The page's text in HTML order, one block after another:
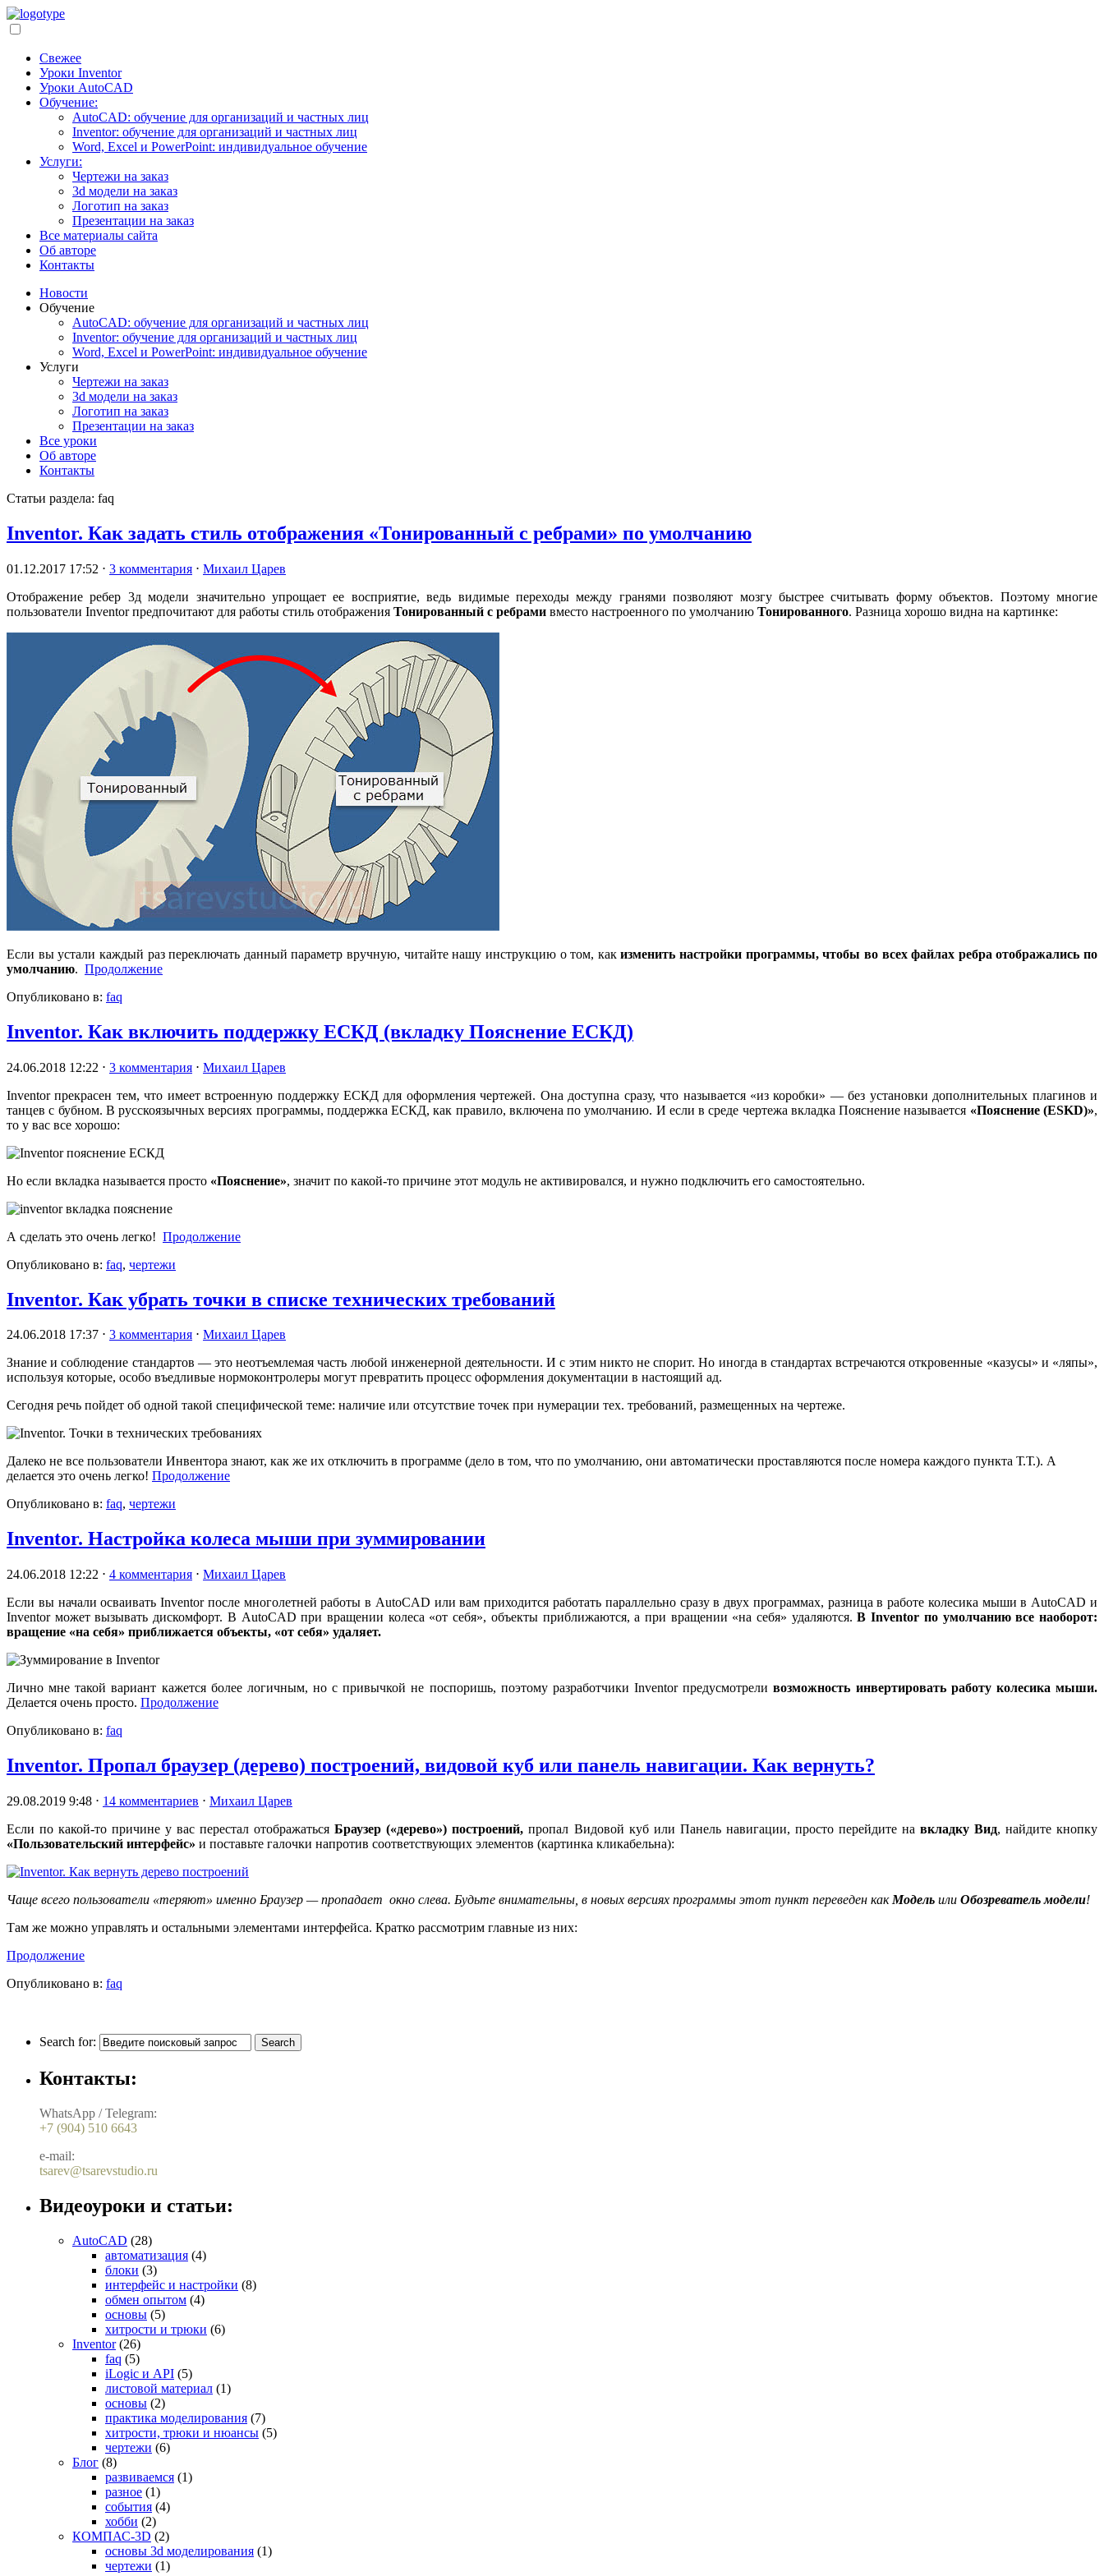
Свежее
Уроки Inventor
Уроки AutoCAD
Обучение:
AutoCAD: обучение для организаций и частных лиц
Inventor: обучение для организаций и частных лиц
Word, Excel и PowerPoint: индивидуальное обучение
Услуги:
Чертежи на заказ
3d модели на заказ
Логотип на заказ
Презентации на заказ
Все материалы сайта
Об авторе
Контакты
Новости
Обучение
AutoCAD: обучение для организаций и частных лиц
Inventor: обучение для организаций и частных лиц
Word, Excel и PowerPoint: индивидуальное обучение
Услуги
Чертежи на заказ
3d модели на заказ
Логотип на заказ
Презентации на заказ
Все уроки
Об авторе
Контакты
Статьи раздела: faq
Inventor. Как задать стиль отображения «Тонированный с ребрами» по умолчанию
01.12.2017 17:52 ⋅ 3 комментария ⋅ Михаил Царев
Отображение ребер 3д модели значительно упрощает ее восприятие, ведь видимые переходы между гранями позволяют мозгу быстрее считывать форму объектов. Поэтому многие
пользователи Inventor предпочитают для работы стиль отображения Тонированный с ребрами вместо настроенного по умолчанию Тонированного. Разница хорошо видна на картинке:
Если вы устали каждый раз переключать данный параметр вручную, читайте нашу инструкцию о том, какизменить настройки программы, чтобы во всех файлах ребра отображались по
умолчанию. Продолжение
Опубликовано в: faq
Inventor. Как включить поддержку ЕСКД (вкладку Пояснение ЕСКД)
24.06.2018 12:22 ⋅ 3 комментария ⋅ Михаил Царев
Inventor прекрасен тем, что имеет встроенную поддержку ЕСКД для оформления чертежей. Она доступна сразу, что называется «из коробки» — без установки дополнительных плагинов и
танцев с бубном. В русскоязычных версиях программы, поддержка ЕСКД, как правило, включена по умолчанию. И если в среде чертежа вкладка Пояснение называется «Пояснение (ESKD)»,
то у вас все хорошо:
Но если вкладка называется просто «Пояснение», значит по какой-то причине этот модуль не активировался, и нужно подключить его самостоятельно.
А сделать это очень легко! Продолжение
Опубликовано в: faq, чертежи
Inventor. Как убрать точки в списке технических требований
24.06.2018 17:37 ⋅ 3 комментария ⋅ Михаил Царев
Знание и соблюдение стандартов — это неотъемлемая часть любой инженерной деятельности. И с этим никто не спорит. Но иногда в стандартах встречаются откровенные «казусы» и «ляпы»,
используя которые, особо въедливые нормоконтролеры могут превратить процесс оформления документации в настоящий ад.
Сегодня речь пойдет об одной такой специфической теме: наличие или отсутствие точек при нумерации тех. требований, размещенных на чертеже.
Далеко не все пользователи Инвентора знают, как же их отключить в программе (дело в том, что по умолчанию, они автоматически проставляются после номера каждого пункта Т.Т.). А
делается это очень легко! Продолжение
Опубликовано в: faq, чертежи
Inventor. Настройка колеса мыши при зуммировании
24.06.2018 12:22 ⋅ 4 комментария ⋅ Михаил Царев
Если вы начали осваивать Inventor после многолетней работы в AutoCAD или вам приходится работать параллельно сразу в двух программах, разница в работе колесика мыши в AutoCAD и
Inventor может вызывать дискомфорт. В AutoCAD при вращении колеса «от себя», объекты приближаются, а при вращении «на себя» удаляются.В Inventor по умолчанию все наоборот:
вращение «на себя» приближается объекты, «от себя» удаляет.
Лично мне такой вариант кажется более логичным, но с привычкой не поспоришь, поэтому разработчики Inventor предусмотреливозможность инвертировать работу колесика мыши.
Делается очень просто. Продолжение
Опубликовано в: faq
Inventor. Пропал браузер (дерево) построений, видовой куб или панель навигации. Как вернуть?
29.08.2019 9:48 ⋅ 14 комментариев ⋅ Михаил Царев
Если по какой-то причине у вас перестал отображатьсяБраузер («дерево») построений, пропал Видовой куб или Панель навигации, просто перейдите на вкладку Вид, найдите кнопку
«Пользовательский интерфейс» и поставьте галочки напротив соответствующих элементов (картинка кликабельна):
Чаще всего пользователи «теряют» именно Браузер — пропадает окно слева. Будьте внимательны, в новых версиях программы этот пункт переведен как Модель или Обозреватель модели!
Там же можно управлять и остальными элементами интерфейса. Кратко рассмотрим главные из них:
Продолжение
Опубликовано в: faq
Search for:
Контакты:
WhatsApp / Telegram:
+7 (904) 510 6643
e-mail:
tsarev@tsarevstudio.ru
Видеоуроки и статьи:
AutoCAD (28)
автоматизация (4)
блоки (3)
интерфейс и настройки (8)
обмен опытом (4)
основы (5)
хитрости и трюки (6)
Inventor(26)
faq (5)
iLogic и API (5)
листовой материал (1)
основы (2)
практика моделирования (7)
хитрости, трюки и нюансы (5)
чертежи (6)
Блог (8)
развиваемся (1)
разное (1)
события (4)
хобби (2)
КОМПАС-3D (2)
основы 3d моделирования (1)
чертежи (1)